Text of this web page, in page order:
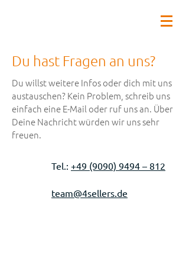
Du hast Fragen an uns?
Du willst weitere Infos oder dich mit uns
austauschen? Kein Problem, schreib uns
einfach eine E-Mail oder ruf uns an. Über
Deine Nachricht würden wir uns sehr
freuen.
Tel.: +49 (9090) 9494 – 812
team@4sellers.de